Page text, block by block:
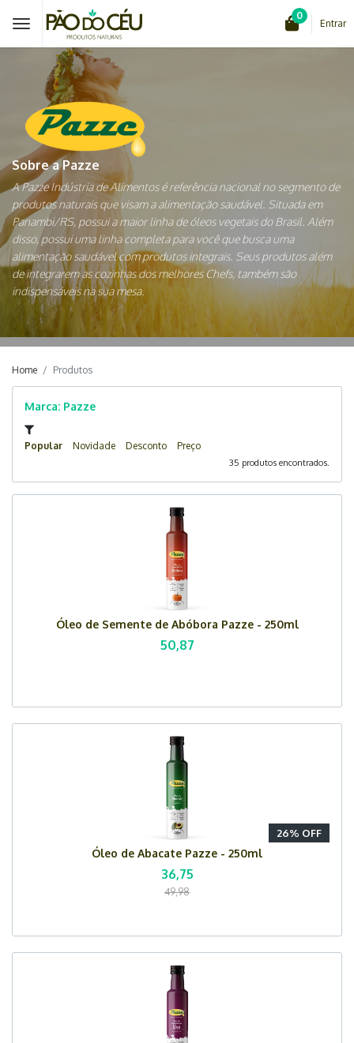
0
Entrar
Sobre a Pazze
A Pazze Indústria de Alimentos é referência nacional no segmento de
produtos naturais que visam a alimentação saudável. Situada em
Panambi/RS, possui a maior linha de óleos vegetais do Brasil. Além
disso, possui uma linha completa para você que busca uma
alimentação saudável com produtos integrais. Seus produtos além
de integrarem as cozinhas dos melhores Chefs, também são
indispensáveis na sua mesa.
Home Produtos
Marca: Pazze
Popular Novidade Desconto
Preço
35 produtos encontrados.
Óleo de Semente de Abóbora Pazze - 250ml
50,87
26% OFF
Óleo de Abacate Pazze - 250ml
36,75
49,98